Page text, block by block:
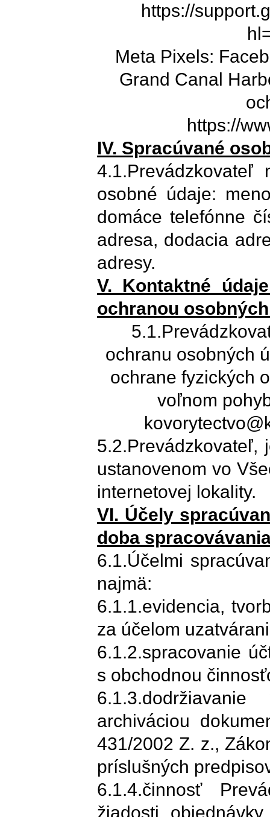
https://
Meta Pixels:
Grand Canal
https://
IV. Spracúvané
osobné údaje:
domáce telefónne
adresa, dodacia
adresy.
V. Kontaktné
ochranou
ochranu osobných
ochrane fyzických
voľnom
5.2.Prevádzkovateľ,
ustanovenom vo
internetovej lokality.
VI. Účely
doba
6.1.Účelmi
najmä:
6.1.1.evidencia,
za účelom
6.1.2.spracovanie
s obchodnou
archiváciou
431/2002 Z. z.,
príslušných
6.1.4.činnosť
žiadosti,